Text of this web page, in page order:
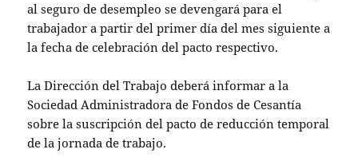
al seguro de desempleo se devengará para el
trabajador a partir del primer día del mes siguiente a
la fecha de celebración del pacto respectivo.
La Dirección del Trabajo deberá informar a la
Sociedad Administradora de Fondos de Cesantía
sobre la suscripción del pacto de reducción temporal
de la jornada de trabajo.